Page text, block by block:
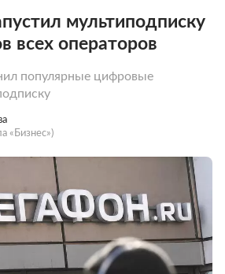
мультиподписку
всех операторов
популярные цифровые
«‎Бизнес»)